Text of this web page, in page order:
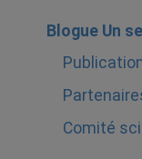
Blogue Un
Comité